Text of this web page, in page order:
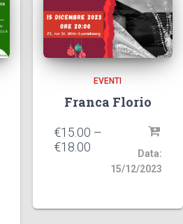
EVENTI
Franca Florio
€15.00 –
€18.00
Data:
15/12/2023